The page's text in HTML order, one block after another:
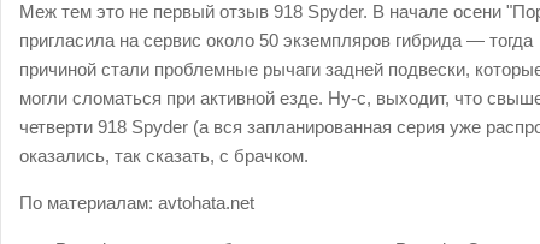
Меж тем это не первый отзыв 918 Spyder. В начале осени
пригласила на сервис около 50 экземпляров гибрида — тогда
причиной стали проблемные рычаги задней подвески,
могли сломаться при активной езде. Ну-с, выходит, что
четверти 918 Spyder (а вся запланированная серия уже
оказались, так сказать, с брачком.
По материалам: avtohata.net